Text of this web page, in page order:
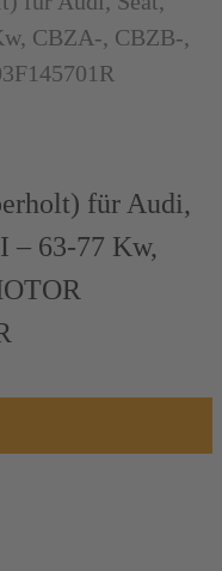
CBZA-, CBZB-,
für Audi,
– 63-77 Kw,